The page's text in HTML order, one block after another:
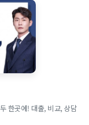
한곳에! 대출, 비교, 상담